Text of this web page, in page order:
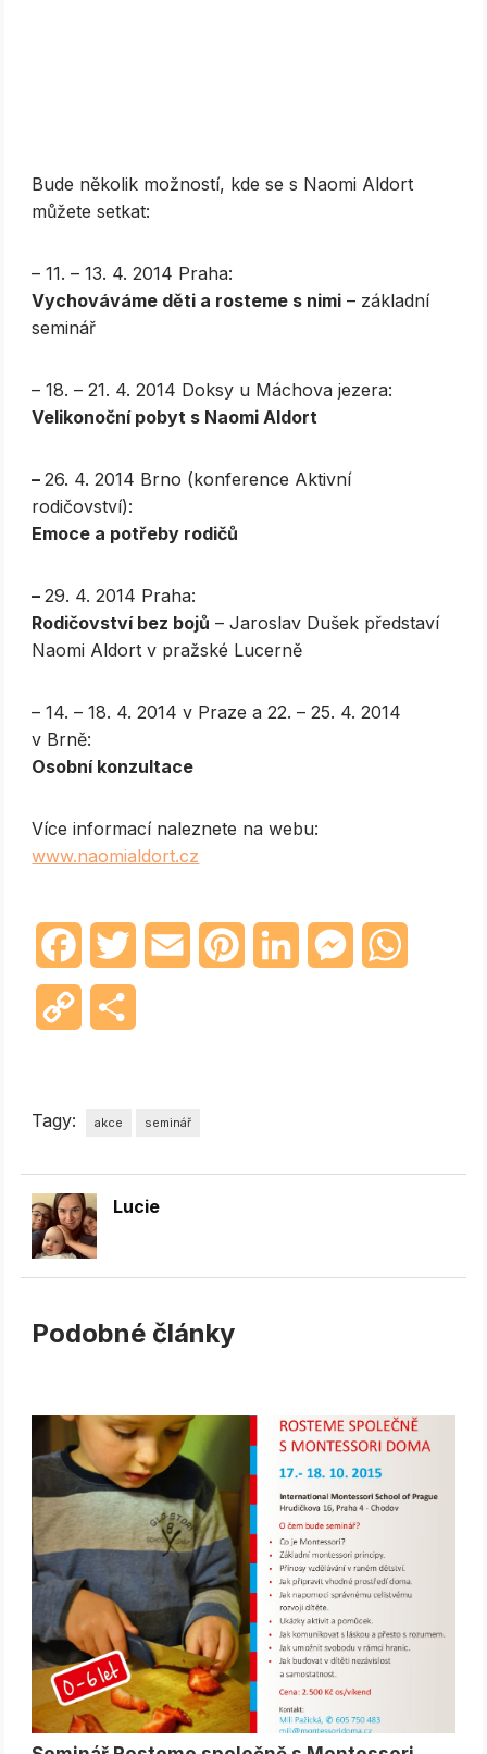
Bude několik možností, kde se s Naomi Aldort
můžete setkat:
– 11. – 13. 4. 2014 Praha:
Vychováváme děti a rosteme s nimi – základní
seminář
– 18. – 21. 4. 2014 Doksy u Máchova jezera:
Velikonoční pobyt s Naomi Aldort
–26. 4. 2014 Brno (konference Aktivní
rodičovství):
Emoce a potřeby rodičů
–29. 4. 2014 Praha:
Rodičovství bez bojů – Jaroslav Dušek představí
Naomi Aldort v pražské Lucerně
– 14. – 18. 4. 2014 v Praze a 22. – 25. 4. 2014
v Brně:
Osobní konzultace
Více informací naleznete na webu:
www.naomialdort.cz
FacebookTwitter Email PinterestLinkedInMessenger
Copy
Tagy: akce seminář
Lucie
Podobné články